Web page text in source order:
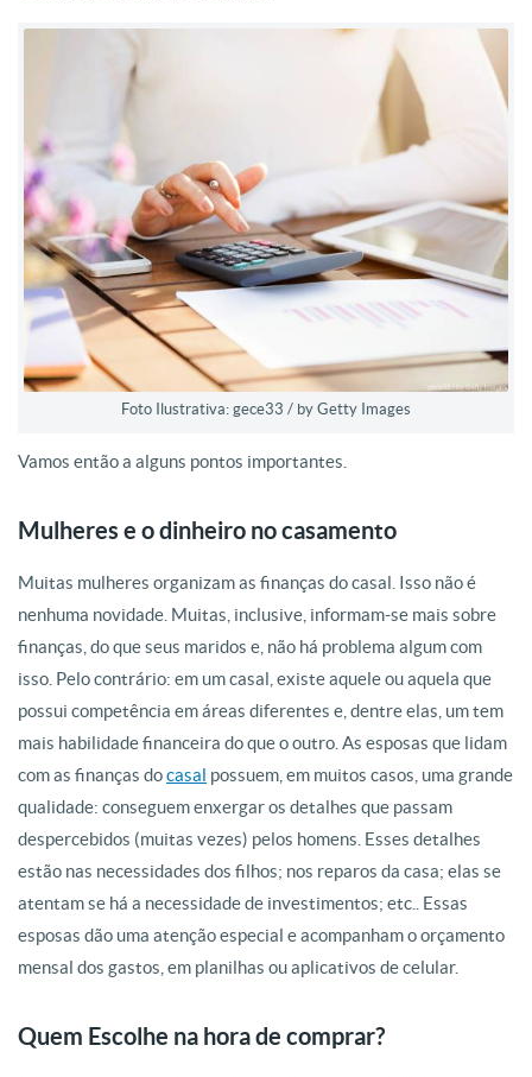
Foto Ilustrativa: gece33 / by Getty Images
Vamos então a alguns pontos importantes.
Mulheres e o dinheiro no casamento
Muitas mulheres organizam as finanças do casal. Isso não é
nenhuma novidade. Muitas, inclusive, informam-se mais sobre
finanças, do que seus maridos e, não há problema algum com
isso. Pelo contrário: em um casal, existe aquele ou aquela que
possui competência em áreas diferentes e, dentre elas, um tem
mais habilidade financeira do que o outro. As esposas que lidam
com as finanças docasal possuem, em muitos casos, uma grande
qualidade: conseguem enxergar os detalhes que passam
despercebidos (muitas vezes) pelos homens. Esses detalhes
estão nas necessidades dos filhos; nos reparos da casa; elas se
atentam se há a necessidade de investimentos; etc.. Essas
esposas dão uma atenção especial e acompanham o orçamento
mensal dos gastos, em planilhas ou aplicativos de celular.
Quem Escolhe na hora de comprar?